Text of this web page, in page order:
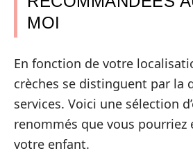
MOI
En fonction de votre
crèches se distinguent par la
services. Voici une sélection
renommés que vous pourriez
votre enfant.